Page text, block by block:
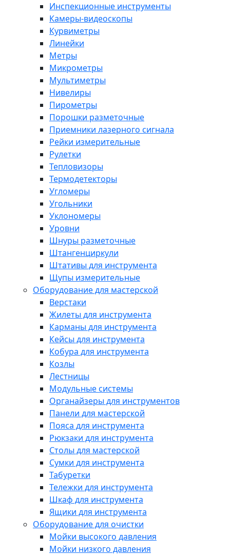
Инспекционные инструменты
Камеры-видеоскопы
Курвиметры
Линейки
Метры
Микрометры
Мультиметры
Нивелиры
Пирометры
Порошки разметочные
Приемники лазерного сигнала
Рейки измерительные
Рулетки
Тепловизоры
Термодетекторы
Угломеры
Угольники
Уклономеры
Уровни
Шнуры разметочные
Штангенциркули
Штативы для инструмента
Щупы измерительные
Оборудование для мастерской
Верстаки
Жилеты для инструмента
Карманы для инструмента
Кейсы для инструмента
Кобура для инструмента
Козлы
Лестницы
Модульные системы
Органайзеры для инструментов
Панели для мастерской
Пояса для инструмента
Рюкзаки для инструмента
Столы для мастерской
Сумки для инструмента
Табуретки
Тележки для инструмента
Шкаф для инструмента
Ящики для инструмента
Оборудование для очистки
Мойки высокого давления
Мойки низкого давления